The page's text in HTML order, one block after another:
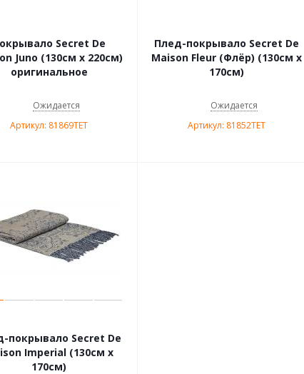
Secret De
Juno (130см х 220см)
оригинальное
Ожидается
Артикул: 81869TET
Плед-покрывало Secret De
Maison Fleur (Флёр) (130см х
170см)
Ожидается
Артикул: 81852TET
покрывало Secret De
Imperial (130см х
170см)